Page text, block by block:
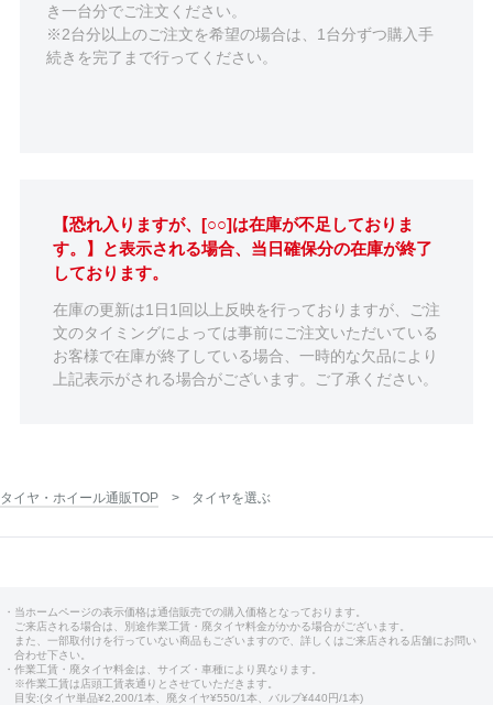
き一台分でご注文ください。
※2台分以上のご注文を希望の場合は、1台分ずつ購入手
続きを完了まで行ってください。
【恐れ入りますが、[○○]は在庫が不足しておりま
す。】と表示される場合、当日確保分の在庫が終了
しております。
在庫の更新は1日1回以上反映を行っておりますが、ご注
文のタイミングによっては事前にご注文いただいている
お客様で在庫が終了している場合、一時的な欠品により
上記表示がされる場合がございます。ご了承ください。
タイヤ・ホイール通販TOP タイヤを選ぶ
・当ホームページの表示価格は通信販売での購入価格となっております。
ご来店される場合は、別途作業工賃・廃タイヤ料金がかかる場合がございます。
また、一部取付けを行っていない商品もございますので、詳しくはご来店される店舗にお問い
合わせ下さい。
・作業工賃・廃タイヤ料金は、サイズ・車種により異なります。
※作業工賃は店頭工賃表通りとさせていただきます。
目安:(タイヤ単品¥2,200/1本、廃タイヤ¥550/1本、バルブ¥440円/1本)